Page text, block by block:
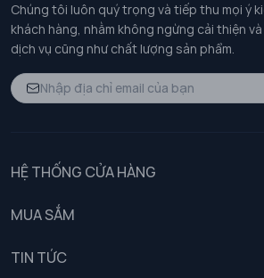
Chúng tôi luôn quý trọng và tiếp thu mọi ý
khách hàng, nhằm không ngừng cải thiện
dịch vụ cũng như chất lượng sản phẩm.
HỆ THỐNG CỬA HÀNG
MUA SẮM
TIN TỨC